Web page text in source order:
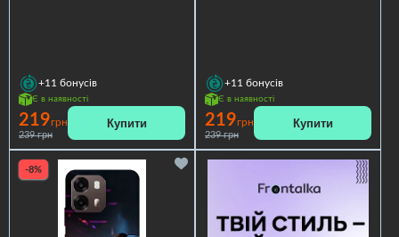
+11 бонусів
Є в наявності
219грн
239 грн
Купити
+11 бонусів
Є в наявності
219грн
239 грн
Купити
-8%